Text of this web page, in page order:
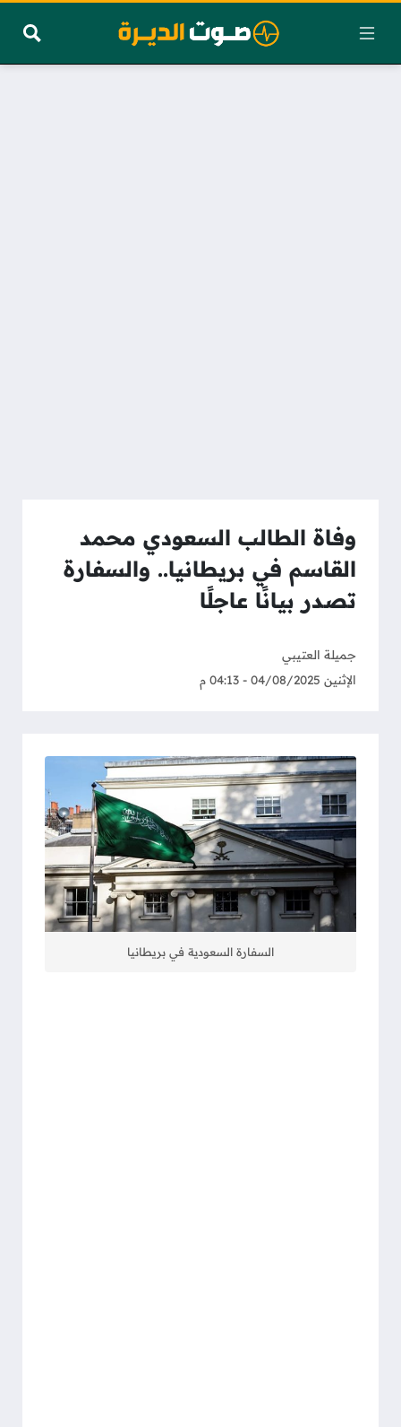
وفاة الطالب السعودي محمد
القاسم في بريطانيا.. والسفارة
تصدر بيانًا عاجلًا
جميلة العتيبي
الإثنين 04/08/2025 - 04:13 م
السفارة السعودية في بريطانيا